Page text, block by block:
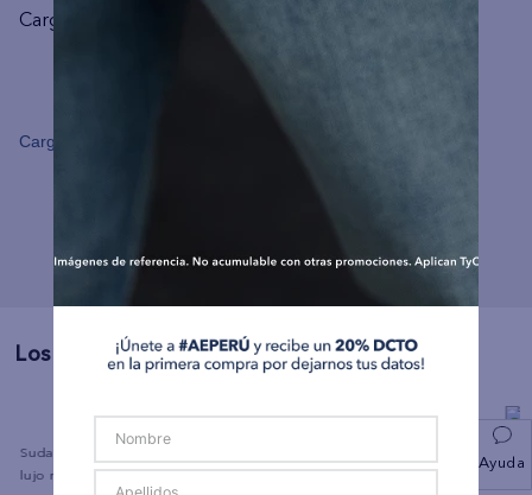
Ayuda
Cargando el resumen…
Cargando comentarios…
Los Más Vendidos
Sudadera con capucha de
lujo relajado con cremallera
Ae
AE